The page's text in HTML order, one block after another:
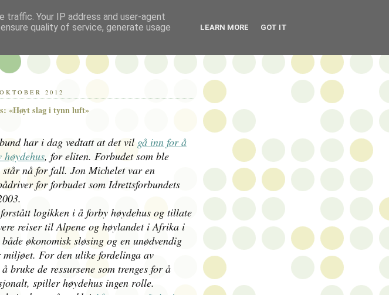
2012
«Høyt slag i tynn luft»
har i dag vedtatt at det vil gå inn for å
, for eliten. Forbudet som ble
står nå for fall. Jon Michelet var en
for forbudet som Idrettsforbundets
logikken i å forby høydehus og tillate
reiser til Alpene og høylandet i Afrika i
økonomisk sløsing og en unødvendig
For den ulike fordelinga av
bruke de ressursene som trenges for å
spiller høydehus ingen rolle.
Your IP address and user-agent
quality of service, generate usage
LEARN MORE GOT IT